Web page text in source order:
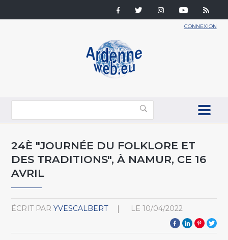
CONNEXION
24È "JOURNÉE DU FOLKLORE ET
DES TRADITIONS", À NAMUR, CE 16
AVRIL
ÉCRIT PAR YVESCALBERT LE 10/04/2022